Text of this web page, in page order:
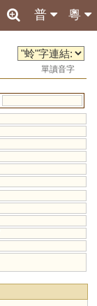
粵
普
單讀音字